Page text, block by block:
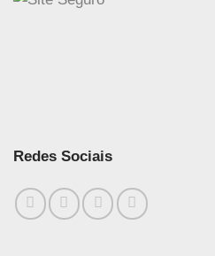
Redes Sociais